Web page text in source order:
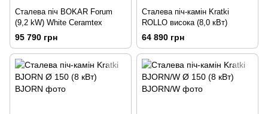
Сталева піч BOKAR Forum
(9,2 kW) White Ceramtex
95 790 грн
Сталева піч-камін Kratki
ROLLO висока (8,0 кВт)
64 890 грн